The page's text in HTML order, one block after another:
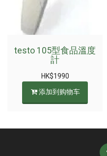
testo 105型食品溫度
計
HK$1990
添加到购物车